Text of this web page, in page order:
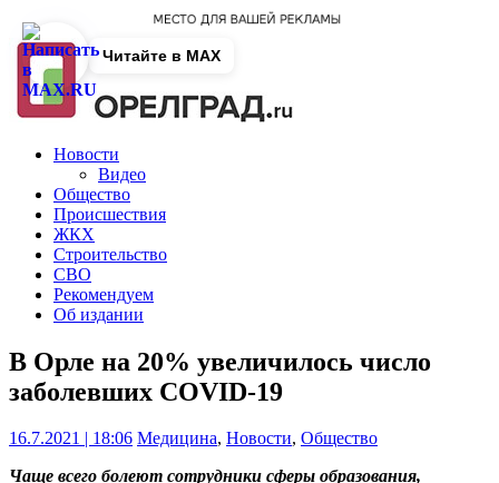
Новости
Видео
Общество
Происшествия
ЖКХ
Строительство
СВО
Рекомендуем
Об издании
В Орле на 20% увеличилось число
заболевших COVID-19
16.7.2021 | 18:06 Медицина, Новости, Общество
Чаще всего болеют сотрудники сферы образования,
Читайте в MAX